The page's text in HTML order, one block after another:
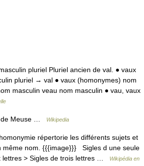
pluriel Pluriel ancien de val. ● vaux
pluriel → val ● vaux (homonymes) nom
masculin veau nom masculin ● vau, vaux
Meuse … Wikipedia
répertorie les différents sujets et
même nom. {{{image}}} Sigles d une seule
> Sigles de trois lettres …
Wikipédia en